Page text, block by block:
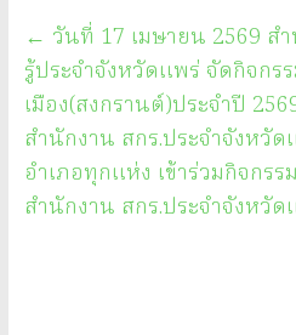
← วันที่ 17 เมษายน 2569 ส
รู้ประจำจังหวัดแพร่ จัดกิจก
เมือง(สงกรานต์)ประจำปี
สำนักงาน สกร.ประจำจังหวั
อำเภอทุกแห่ง เข้าร่วมกิจกร
สำนักงาน สกร.ประจำจังหวัด